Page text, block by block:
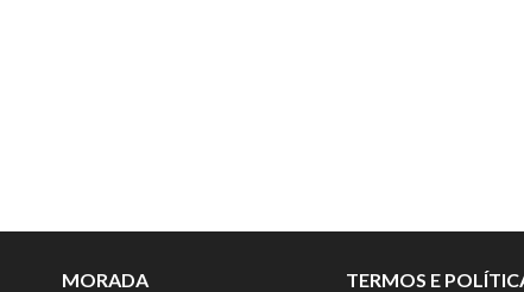
MORADA
TERMOS E